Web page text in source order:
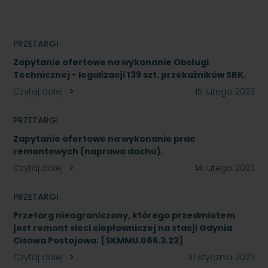
PRZETARGI
Zapytanie ofertowe na wykonanie Obsługi
Technicznej - legalizacji 139 szt. przekaźników SRK.
Czytaj dalej
15 lutego 2023
PRZETARGI
Zapytanie ofertowe na wykonanie prac
remontowych (naprawa dachu).
Czytaj dalej
14 lutego 2023
PRZETARGI
Przetarg nieograniczony, którego przedmiotem
jest remont sieci ciepłowniczej na stacji Gdynia
Cisowa Postojowa. [SKMMU.086.3.23]
Czytaj dalej
31 stycznia 2023